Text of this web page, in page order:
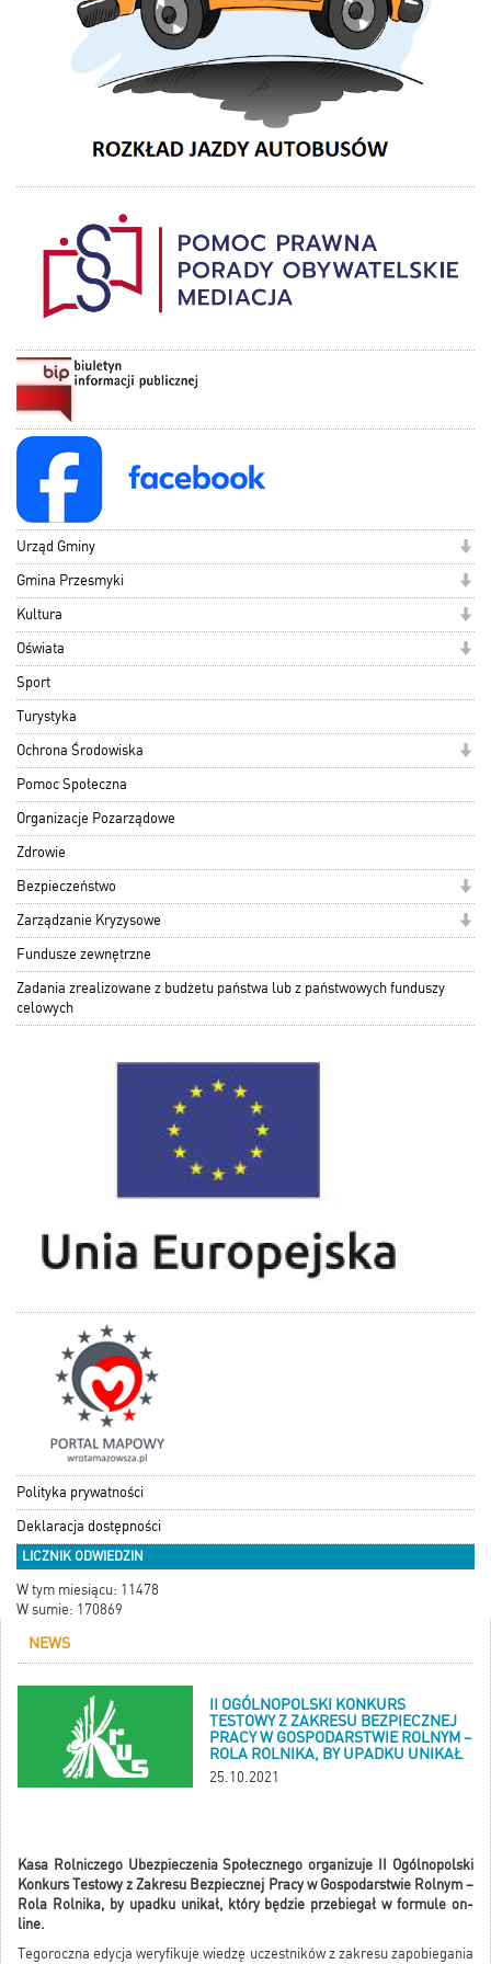
Urząd Gminy
Gmina Przesmyki
Kultura
Oświata
Sport
Turystyka
Ochrona Środowiska
Pomoc Społeczna
Organizacje Pozarządowe
Zdrowie
Bezpieczeństwo
Zarządzanie Kryzysowe
Fundusze zewnętrzne
Zadania zrealizowane z budżetu państwa lub z państwowych funduszy
celowych
Polityka prywatności
Deklaracja dostępności
LICZNIK ODWIEDZIN
W tym miesiącu: 11478
W sumie: 170869
NEWS
II OGÓLNOPOLSKI KONKURS
TESTOWY Z ZAKRESU BEZPIECZNEJ
PRACY W GOSPODARSTWIE ROLNYM –
ROLA ROLNIKA, BY UPADKU UNIKAŁ
25.10.2021
Kasa Rolniczego Ubezpieczenia Społecznego organizuje II Ogólnopolski
Konkurs Testowy z Zakresu Bezpiecznej Pracy w Gospodarstwie Rolnym –
Rola Rolnika, by upadku unikał, który będzie przebiegał w formule on-
line.
Tegoroczna edycja weryfikuje wiedzę uczestników z zakresu zapobiegania